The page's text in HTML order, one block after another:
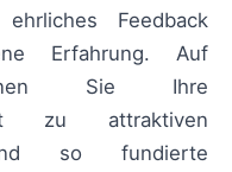
Feedback
Erfahrung. Auf
Sie Ihre
zu attraktiven
so fundierte